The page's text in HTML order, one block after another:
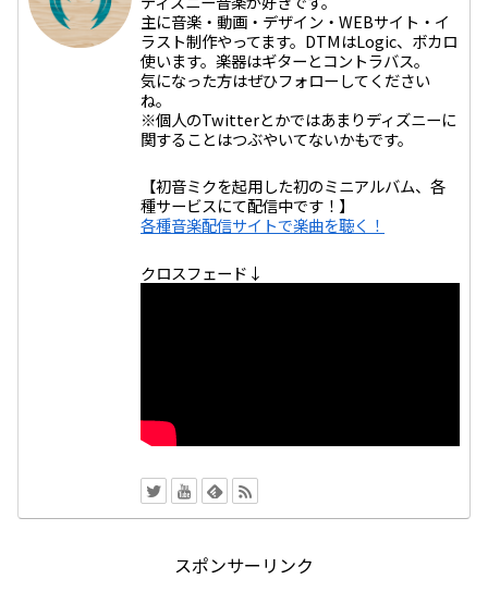
主に音楽・動画・デザイン・WEBサイト・イ
ラスト制作やってます。DTMはLogic、ボカロ
使います。楽器はギターとコントラバス。
気になった方はぜひフォローしてください
ね。
※個人のTwitterとかではあまりディズニーに
関することはつぶやいてないかもです。
【初音ミクを起用した初のミニアルバム、各
種サービスにて配信中です！】
各種音楽配信サイトで楽曲を聴く！
クロスフェード↓
スポンサーリンク